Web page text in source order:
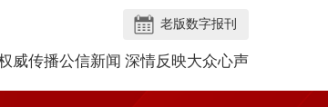
老版数字报刊
威传播公信新闻 深情反映大众心声